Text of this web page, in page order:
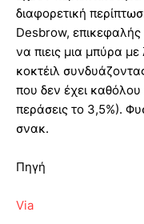
διαφορετική
Desbrow, επικεφαλής
να πιεις μια μπύρα με
κοκτέιλ
που δεν έχει
περάσεις το 3,5%).
σνακ.
Πηγή
Via